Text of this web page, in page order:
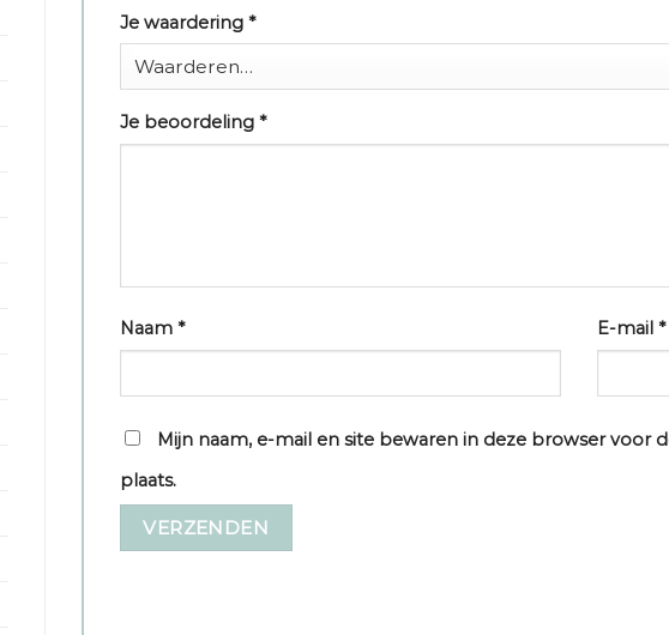
Je waardering *
Je beoordeling *
Naam * E-mail*
Mijn naam, e-mail en site bewaren in deze browser voor
plaats.